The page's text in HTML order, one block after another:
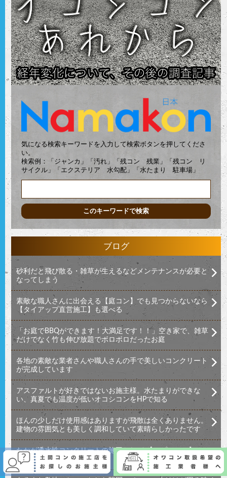
気になる検索キーワードを入力して検索ボタンを押してくださ
い。
検索例：「ジャンカ」「汚れ」「残コン 残業」「残コン リ
サイクル」「エクステリア 水勾配」「水たまり 駐車場」
ブログ
砂利だと飛び散る・雑草が生えるなどメンテナンスが必要と
なってしまう
素敵な職人さんに出会える【庭コン】でも見つからないなら
【タイアップ直営施工】も選べる
「お庭でBBQができます！大満足です！！」空き家で、雑草
だけでなく竹も伸び放題でボロボロだったお庭
各地の素敵な業者さんや職人さんの手で美しいコンクリート
が完成しています
アスファルトが好きではないお施主様。水たまりができな
い、真夏でも温度が低いオコシコンをHPで知る
ほんの少しだけ使用感はありますが飛散は全くありません。
建物の雰囲気とも美しく調和していて素晴らしかったです
たかが透水性コンクリートの施工なれど 【アプローチ】 の
それは一味違います